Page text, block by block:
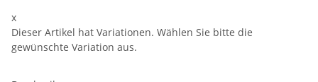
x
Dieser Artikel hat Variationen. Wählen Sie bitte die
gewünschte Variation aus.